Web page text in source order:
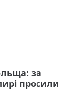
за
просили